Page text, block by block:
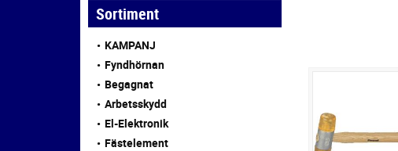
Sortiment
KAMPANJ
Fyndhörnan
Begagnat
Arbetsskydd
El-Elektronik
Fästelement